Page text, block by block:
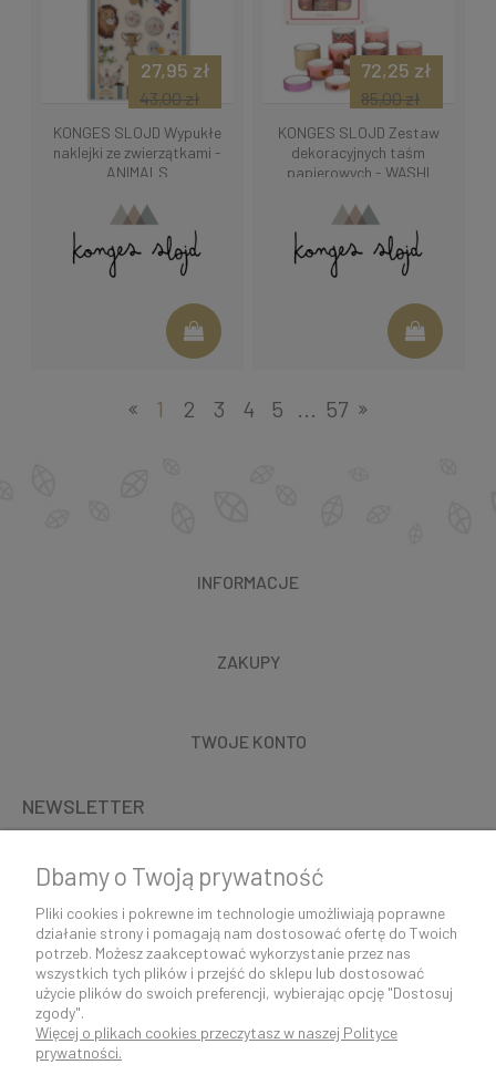
KONGES SLOJD Wypukłe
naklejki ze zwierzątkami -
ANIMALS
27,95 zł
43,00 zł
KONGES SLOJD Zestaw
dekoracyjnych taśm
papierowych - WASHI
72,25 zł
85,00 zł
1 2 3 4 5 ... 57
INFORMACJE
ZAKUPY
TWOJE KONTO
NEWSLETTER
K O N T A K T 5 0 0 5 0 6 9 2 9 | s k l e p @ c o c o s h k i . p l
Dbamy o Twoją prywatność
Pliki cookies i pokrewne im technologie umożliwiają poprawne
działanie strony i pomagają nam dostosować ofertę do Twoich
potrzeb. Możesz zaakceptować wykorzystanie przez nas
wszystkich tych plików i przejść do sklepu lub dostosować
użycie plików do swoich preferencji, wybierając opcję "Dostosuj
zgody".
Więcej o plikach cookies przeczytasz w naszej Polityce
prywatności.